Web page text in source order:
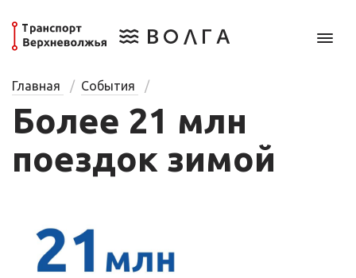
Главная События
Более 21 млн
поездок зимой